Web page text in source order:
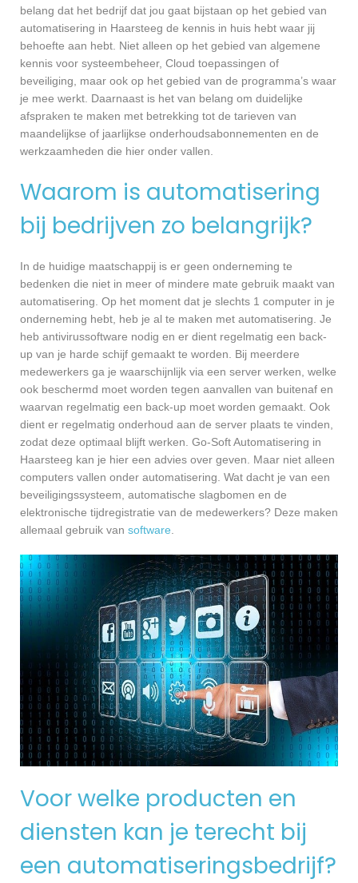
belang dat het bedrijf dat jou gaat bijstaan op het gebied van
automatisering in Haarsteeg de kennis in huis hebt waar jij
behoefte aan hebt. Niet alleen op het gebied van algemene
kennis voor systeembeheer, Cloud toepassingen of
beveiliging, maar ook op het gebied van de programma’s waar
je mee werkt. Daarnaast is het van belang om duidelijke
afspraken te maken met betrekking tot de tarieven van
maandelijkse of jaarlijkse onderhoudsabonnementen en de
werkzaamheden die hier onder vallen.
Waarom is automatisering
bij bedrijven zo belangrijk?
In de huidige maatschappij is er geen onderneming te
bedenken die niet in meer of mindere mate gebruik maakt van
automatisering. Op het moment dat je slechts 1 computer in je
onderneming hebt, heb je al te maken met automatisering. Je
heb antivirussoftware nodig en er dient regelmatig een back-
up van je harde schijf gemaakt te worden. Bij meerdere
medewerkers ga je waarschijnlijk via een server werken, welke
ook beschermd moet worden tegen aanvallen van buitenaf en
waarvan regelmatig een back-up moet worden gemaakt. Ook
dient er regelmatig onderhoud aan de server plaats te vinden,
zodat deze optimaal blijft werken. Go-Soft Automatisering in
Haarsteeg kan je hier een advies over geven. Maar niet alleen
computers vallen onder automatisering. Wat dacht je van een
beveiligingssysteem, automatische slagbomen en de
elektronische tijdregistratie van de medewerkers? Deze maken
allemaal gebruik van software.
Voor welke producten en
diensten kan je terecht bij
een automatiseringsbedrijf?